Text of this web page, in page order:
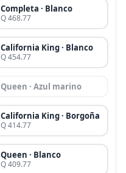
Completa · Blanco
Q 468.77
California King · Blanco
Q 454.77
Queen · Azul marino
California King · Borgoña
Q 414.77
Queen · Blanco
Q 409.77